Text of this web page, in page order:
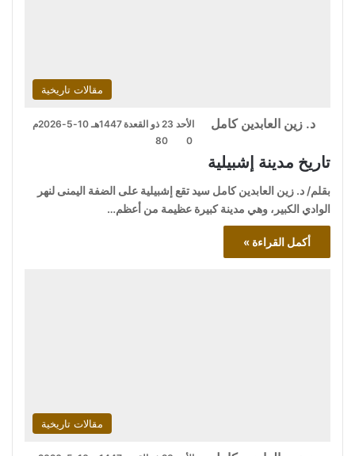
مقالات تاريخية
د. زين العابدين كامل
الأحد 23 ذو القعدة 1447هـ 10-5-2026م
0
80
تاريخ مدينة إشبيلية
بقلم/ د. زين العابدين كامل سيد تقع إشبيلية على الضفة اليمنى لنهر
الوادي الكبير، وهي مدينة كبيرة عظيمة من أعظم…
أكمل القراءة »
مقالات تاريخية